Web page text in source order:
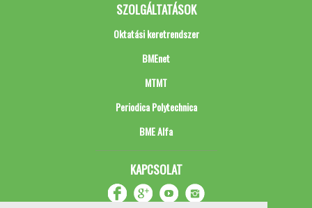
SZOLGÁLTATÁSOK
Oktatási keretrendszer
BMEnet
MTMT
Periodica Polytechnica
BME Alfa
KAPCSOLAT